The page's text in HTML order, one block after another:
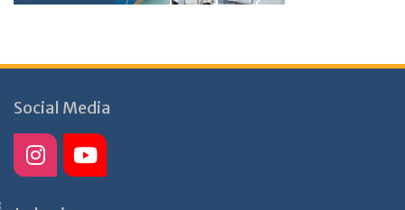
Social Media